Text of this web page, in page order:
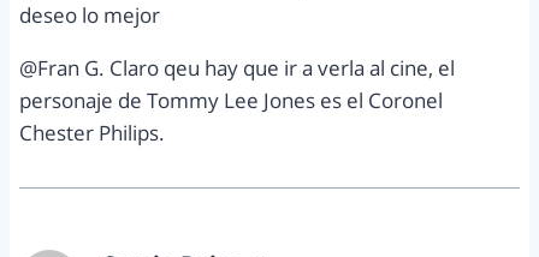
deseo lo mejor
@Fran G. Claro qeu hay que ir a verla al cine, el
personaje de Tommy Lee Jones es el Coronel
Chester Philips.